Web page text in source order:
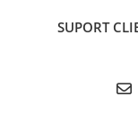
SUPORT